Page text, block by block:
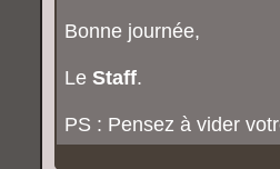
Bonne journée,
Le Staff.
PS : Pensez à vider